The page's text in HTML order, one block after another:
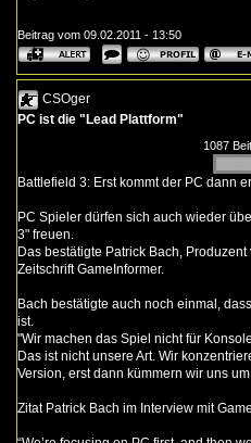
Beitrag vom 09.02.2011 - 13:50
CSOger
PC ist die "Lead Plattform"
1087
Battlefield 3: Erst kommt der PC dann
PC Spieler dürfen sich auch wieder
3" freuen.
Das bestätigte Patrick Bach,
Zeitschrift GameInformer.
Bach bestätigte auch noch einmal,
ist.
"Wir machen das Spiel nicht für
Das ist nicht unsere Art. Wir
Version, erst dann kümmern wir uns
Zitat Patrick Bach im Interview mit